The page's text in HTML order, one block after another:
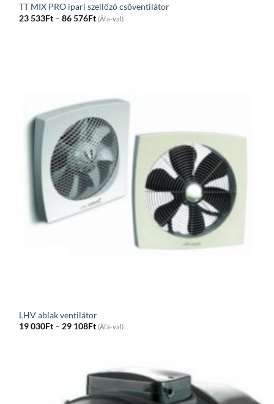
TT MIX PRO ipari szellőző csőventilátor
23 533Ft – 86 576FtPrice
range:
(Áfa-val)
LHV ablak ventilátor
19 030Ft – 29 108FtPrice
range:
108Ft
(Áfa-val)